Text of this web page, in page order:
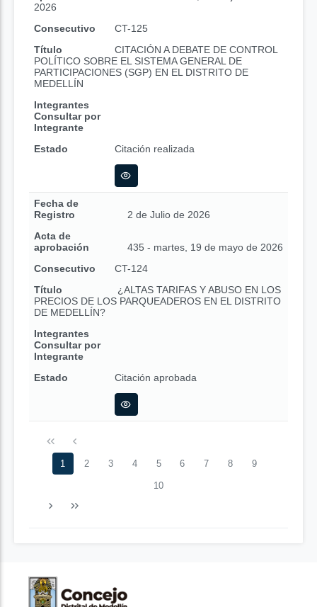
2026
Consecutivo
CT-125
Título
CITACIÓN A DEBATE DE CONTROL
POLÍTICO SOBRE EL SISTEMA GENERAL DE
PARTICIPACIONES (SGP) EN EL DISTRITO DE
MEDELLÍN
Integrantes
Consultar por
Integrante
Estado
Citación realizada
Fecha de
Registro
2 de Julio de 2026
Acta de
aprobación
435 - martes, 19 de mayo de 2026
Consecutivo
CT-124
Título
¿ALTAS TARIFAS Y ABUSO EN LOS
PRECIOS DE LOS PARQUEADEROS EN EL DISTRITO
DE MEDELLÍN?
Integrantes
Consultar por
Integrante
Estado
Citación aprobada
1 2 3 4 5 6 7 8 9
10